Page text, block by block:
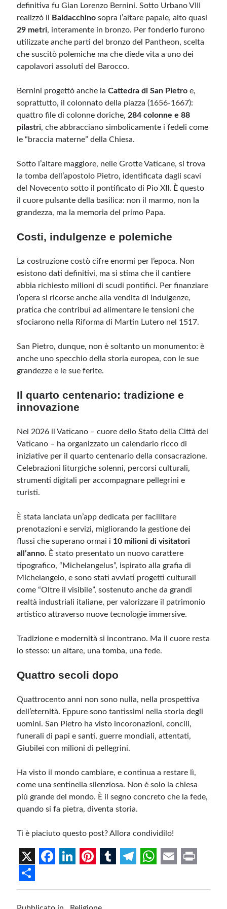
definitiva fu Gian Lorenzo Bernini. Sotto Urbano VIII
realizzò il
Baldacchino sopra l’altare papale, alto quasi
29 metri, interamente in bronzo. Per fonderlo furono
utilizzate anche parti del bronzo del Pantheon, scelta
che suscitò polemiche ma che diede vita a uno dei
capolavori assoluti del Barocco.
Bernini progettò anche laCattedra di San Pietro e,
soprattutto, il colonnato della piazza (1656-1667):
quattro file di colonne doriche, 284 colonne e 88
pilastri, che abbracciano simbolicamente i fedeli come
le “braccia materne” della Chiesa.
Sotto l’altare maggiore, nelle Grotte Vaticane, si trova
la tomba dell’apostolo Pietro, identificata dagli scavi
del Novecento sotto il pontificato di Pio XII. È questo
il cuore pulsante della basilica: non il marmo, non la
grandezza, ma la memoria del primo Papa.
Costi, indulgenze e polemiche
La costruzione costò cifre enormi per l’epoca. Non
esistono dati definitivi, ma si stima che il cantiere
abbia richiesto milioni di scudi pontifici. Per finanziare
l’opera si ricorse anche alla vendita di indulgenze,
pratica che contribuì ad alimentare le tensioni che
sfociarono nella Riforma di Martin Lutero nel 1517.
San Pietro, dunque, non è soltanto un monumento: è
anche uno specchio della storia europea, con le sue
grandezze e le sue ferite.
Il quarto centenario: tradizione e
innovazione
Nel 2026 il Vaticano – cuore dello Stato della Città del
Vaticano – ha organizzato un calendario ricco di
iniziative per il quarto centenario della consacrazione.
Celebrazioni liturgiche solenni, percorsi culturali,
strumenti digitali per accompagnare pellegrini e
turisti.
È stata lanciata un’app dedicata per facilitare
prenotazioni e servizi, migliorando la gestione dei
flussi che superano ormai i 10 milioni di visitatori
all’anno. È stato presentato un nuovo carattere
tipografico, “Michelangelus”, ispirato alla grafia di
Michelangelo, e sono stati avviati progetti culturali
come “Oltre il visibile”, sostenuto anche da grandi
realtà industriali italiane, per valorizzare il patrimonio
artistico attraverso nuove tecnologie immersive.
Tradizione e modernità si incontrano. Ma il cuore resta
lo stesso: un altare, una tomba, una fede.
Quattro secoli dopo
Quattrocento anni non sono nulla, nella prospettiva
dell’eternità. Eppure sono tantissimi nella storia degli
uomini. San Pietro ha visto incoronazioni, concili,
funerali di papi e santi, guerre mondiali, attentati,
Giubilei con milioni di pellegrini.
Ha visto il mondo cambiare, e continua a restare lì,
come una sentinella silenziosa. Non è solo la chiesa
più grande del mondo. È il segno concreto che la fede,
quando si fa pietra, diventa storia.
Ti è piaciuto questo post? Allora condividilo!
X
a
c
i
n
i
n
u
m
e
h
m r
S
h